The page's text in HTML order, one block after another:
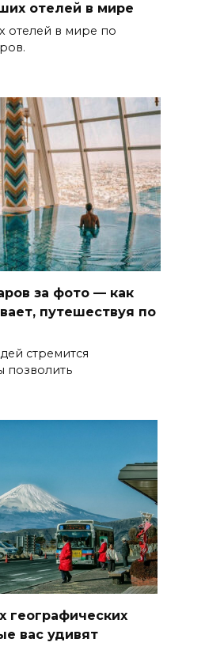
отелей в мире
отелей в мире по
за фото — как
путешествуя по
стремится
позволить
географических
вас удивят